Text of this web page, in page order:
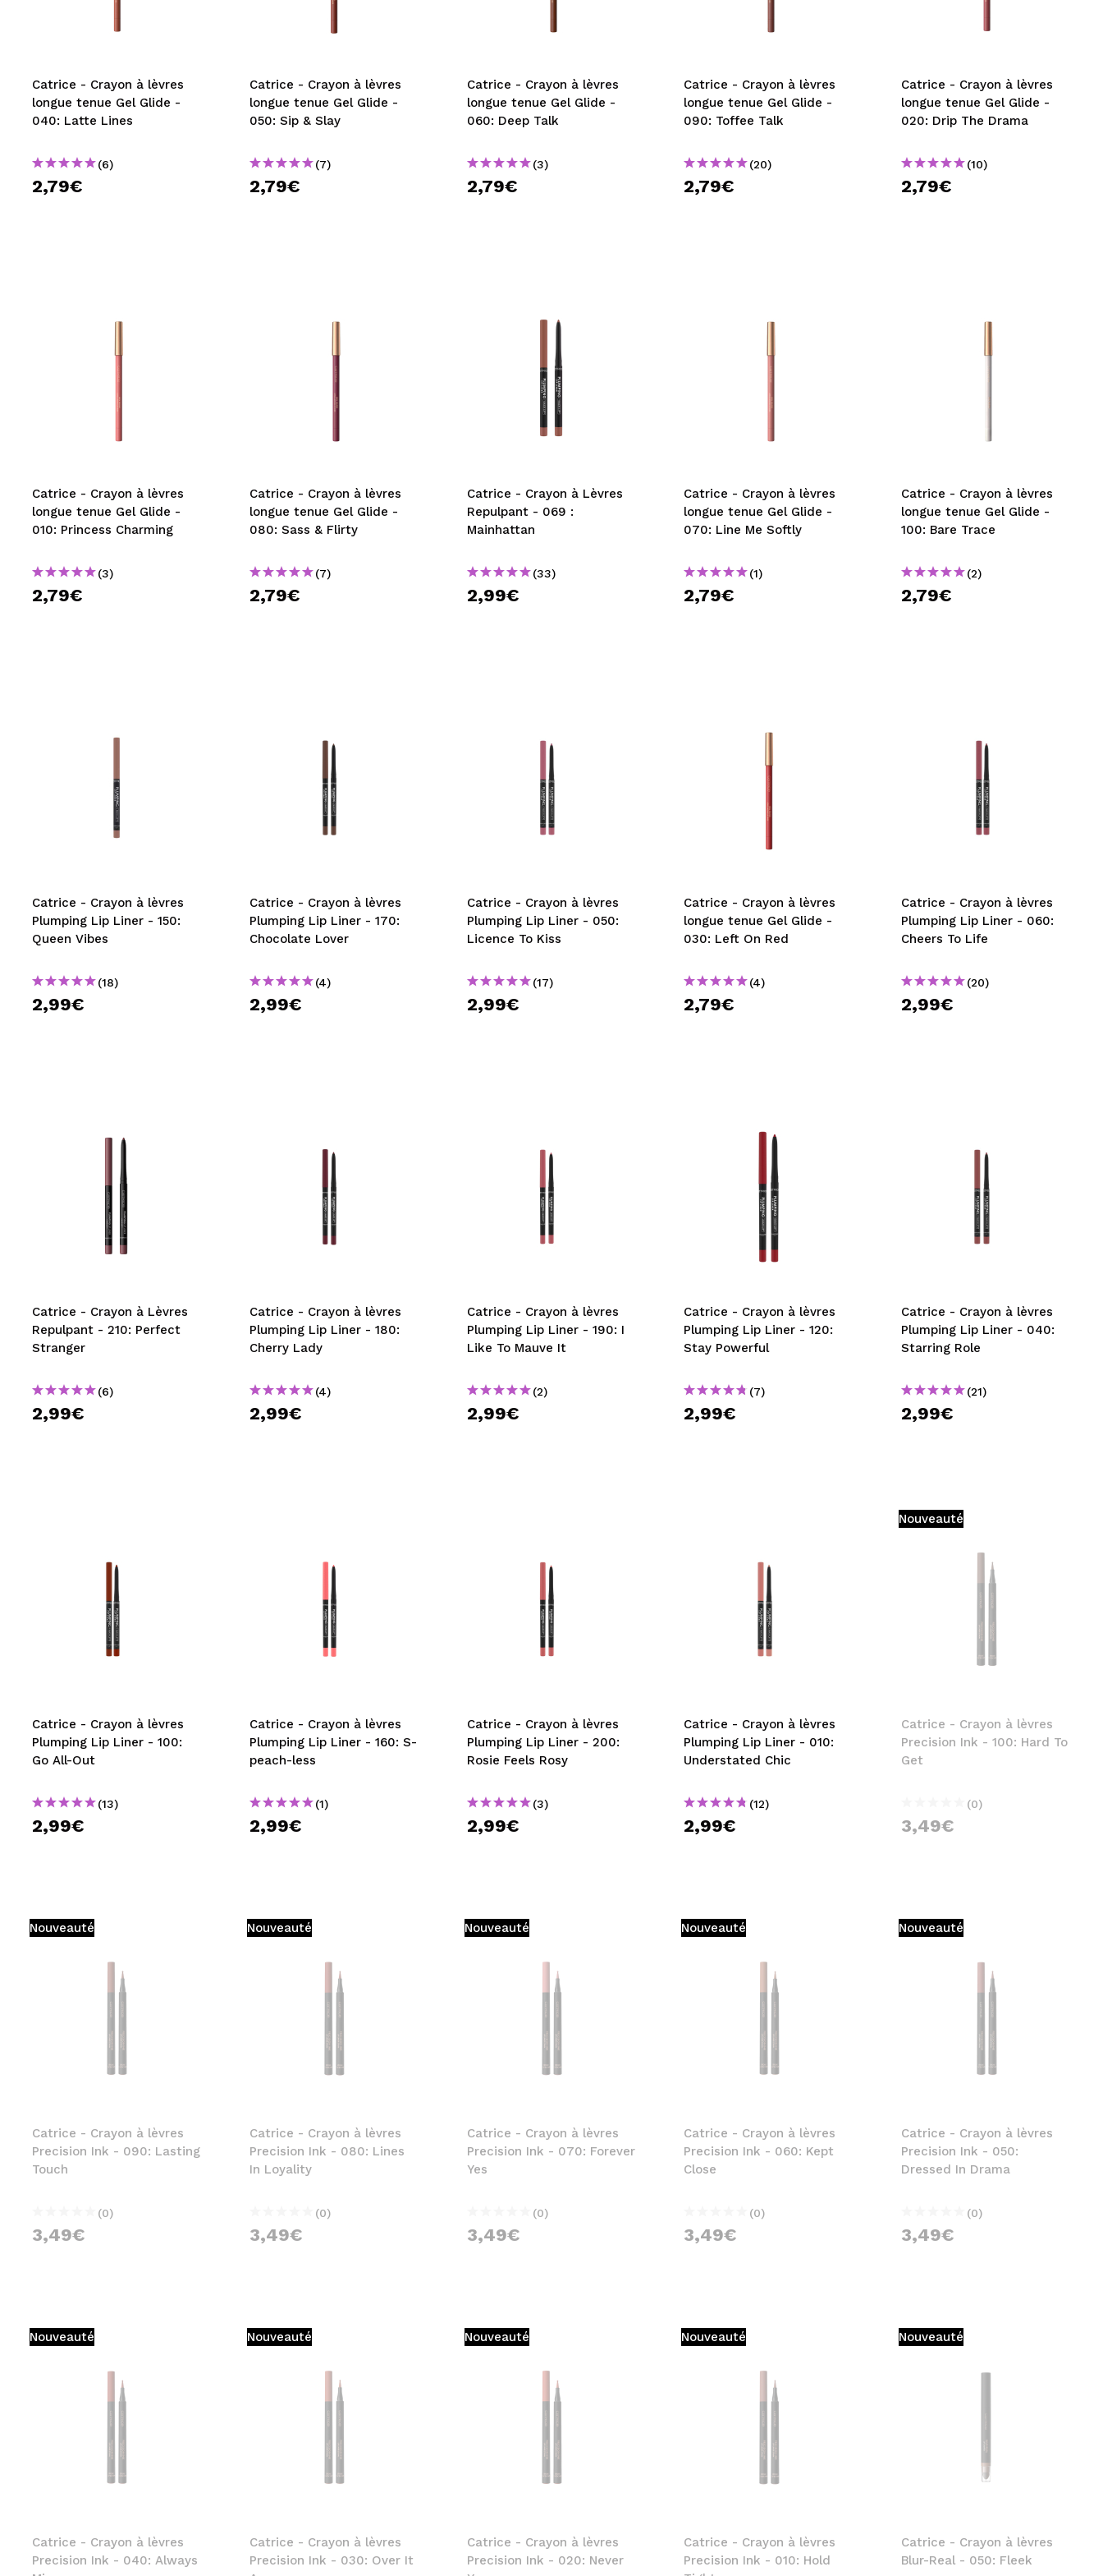
TRAVEL SIZE
NATURE
OFFRES
Catrice - Crayon à lèvres
longue tenue Gel Glide -
040: Latte Lines
(6)
2,79€
Catrice - Crayon à lèvres
longue tenue Gel Glide -
050: Sip & Slay
(7)
2,79€
Catrice - Crayon à lèvres
longue tenue Gel Glide -
060: Deep Talk
(3)
2,79€
Catrice - Crayon à lèvres
longue tenue Gel Glide -
090: Toffee Talk
(20)
2,79€
Catrice - Crayon à lèvres
longue tenue Gel Glide -
020: Drip The Drama
(10)
2,79€
Catrice - Crayon à lèvres
longue tenue Gel Glide -
010: Princess Charming
(3)
2,79€
Catrice - Crayon à lèvres
longue tenue Gel Glide -
080: Sass & Flirty
(7)
2,79€
Catrice - Crayon à Lèvres
Repulpant - 069 :
Mainhattan
(33)
2,99€
Catrice - Crayon à lèvres
longue tenue Gel Glide -
070: Line Me Softly
(1)
2,79€
Catrice - Crayon à lèvres
longue tenue Gel Glide -
100: Bare Trace
(2)
2,79€
Catrice - Crayon à lèvres
Plumping Lip Liner - 150:
Queen Vibes
(18)
2,99€
Catrice - Crayon à lèvres
Plumping Lip Liner - 170:
Chocolate Lover
(4)
2,99€
Catrice - Crayon à lèvres
Plumping Lip Liner - 050:
Licence To Kiss
(17)
2,99€
Catrice - Crayon à lèvres
longue tenue Gel Glide -
030: Left On Red
(4)
2,79€
Catrice - Crayon à lèvres
Plumping Lip Liner - 060:
Cheers To Life
(20)
2,99€
Catrice - Crayon à Lèvres
Repulpant - 210: Perfect
Stranger
(6)
2,99€
Catrice - Crayon à lèvres
Plumping Lip Liner - 180:
Cherry Lady
(4)
2,99€
Catrice - Crayon à lèvres
Plumping Lip Liner - 190: I
Like To Mauve It
(2)
2,99€
Catrice - Crayon à lèvres
Plumping Lip Liner - 120:
Stay Powerful
(7)
2,99€
Catrice - Crayon à lèvres
Plumping Lip Liner - 040:
Starring Role
(21)
2,99€
Catrice - Crayon à lèvres
Plumping Lip Liner - 100:
Go All-Out
(13)
2,99€
Catrice - Crayon à lèvres
Plumping Lip Liner - 160: S-
peach-less
(1)
2,99€
Catrice - Crayon à lèvres
Plumping Lip Liner - 200:
Rosie Feels Rosy
(3)
2,99€
Catrice - Crayon à lèvres
Plumping Lip Liner - 010:
Understated Chic
(12)
2,99€
Nouveauté
Catrice - Crayon à lèvres
Precision Ink - 100: Hard To
Get
(0)
3,49€
Nouveauté
Catrice - Crayon à lèvres
Precision Ink - 090: Lasting
Touch
(0)
3,49€
Nouveauté
Catrice - Crayon à lèvres
Precision Ink - 080: Lines
In Loyality
(0)
3,49€
Nouveauté
Catrice - Crayon à lèvres
Precision Ink - 070: Forever
Yes
(0)
3,49€
Nouveauté
Catrice - Crayon à lèvres
Precision Ink - 060: Kept
Close
(0)
3,49€
Nouveauté
Catrice - Crayon à lèvres
Precision Ink - 050:
Dressed In Drama
(0)
3,49€
Nouveauté
Catrice - Crayon à lèvres
Precision Ink - 040: Always
Nouveauté
Catrice - Crayon à lèvres
Precision Ink - 030: Over It
Nouveauté
Catrice - Crayon à lèvres
Precision Ink - 020: Never
Nouveauté
Catrice - Crayon à lèvres
Precision Ink - 010: Hold
Nouveauté
Catrice - Crayon à lèvres
Blur-Real - 050: Fleek